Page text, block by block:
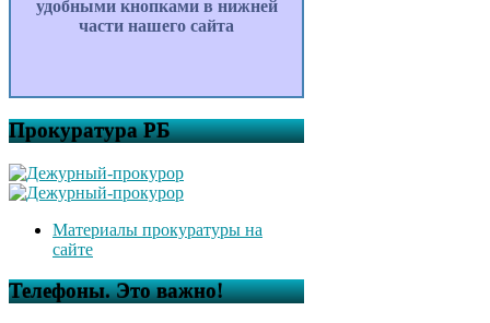
удобными кнопками в нижней
части нашего сайта
Прокуратура РБ
Материалы прокуратуры на
сайте
Телефоны. Это важно!